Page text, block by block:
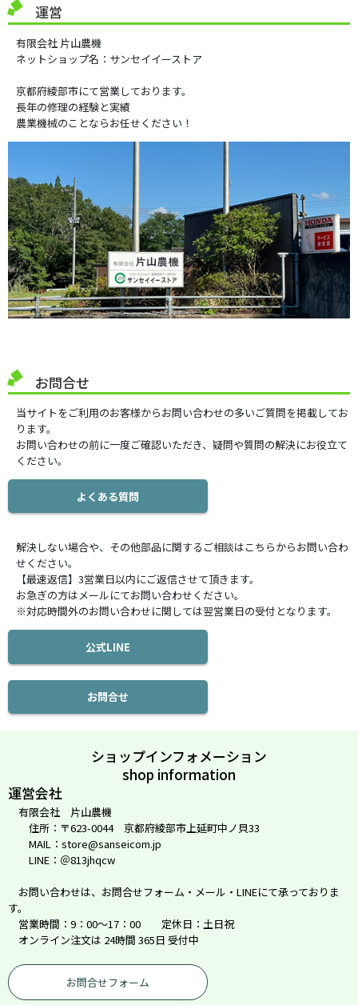
運営
有限会社 片山農機
ネットショップ名：サンセイイーストア
京都府綾部市にて営業しております。
長年の修理の経験と実績
農業機械のことならお任せください！
お問合せ
当サイトをご利用のお客様からお問い合わせの多いご質問を掲載してお
ります。
お問い合わせの前に一度ご確認いただき、疑問や質問の解決にお役立て
ください。
よくある質問
解決しない場合や、その他部品に関するご相談はこちらからお問い合わ
せください。
【最速返信】3営業日以内にご返信させて頂きます。
お急ぎの方はメールにてお問い合わせください。
※対応時間外のお問い合わせに関しては翌営業日の受付となります。
公式LINE
お問合せ
ショップインフォメーション
shop information
運営会社
有限会社 片山農機
住所：〒623-0044 京都府綾部市上延町中ノ貝33
MAIL：store@sanseicom.jp
LINE：＠813jhqcw
お問い合わせは、お問合せフォーム・メール・LINEにて承っておりま
す。
営業時間：9：00～17：00 定休日：土日祝
オンライン注文は 24時間 365日 受付中
お問合せフォーム